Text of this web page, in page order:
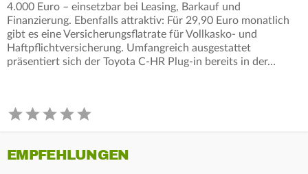
4.000 Euro – einsetzbar bei Leasing, Barkauf und
Finanzierung. Ebenfalls attraktiv: Für 29,90 Euro monatlich
gibt es eine Versicherungsflatrate für Vollkasko- und
Haftpflichtversicherung. Umfangreich ausgestattet
präsentiert sich der Toyota C-HR Plug-in bereits in der…
EMPFEHLUNGEN